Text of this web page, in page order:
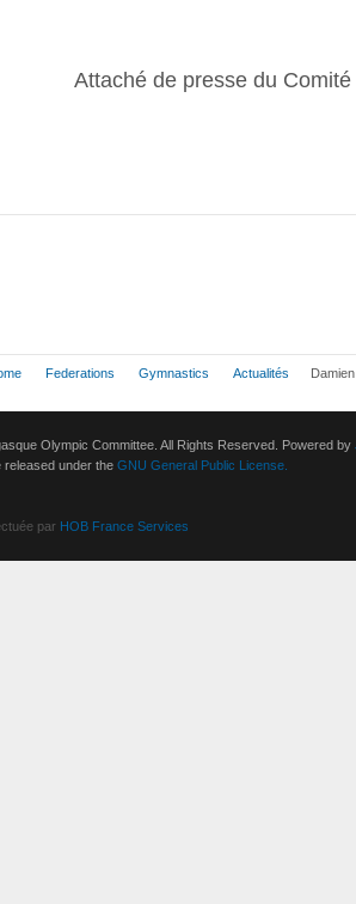
Attaché de presse du
Federations Gymnastics Actualités
Olympic Committee. All Rights Reserved. Powered by
released under the GNU General Public License.
par HOB France Services